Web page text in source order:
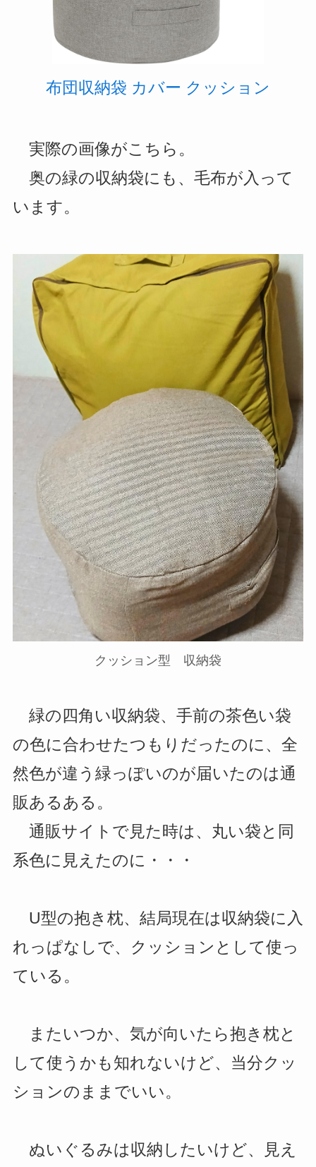
布団収納袋 カバー クッション
実際の画像がこちら。
奥の緑の収納袋にも、毛布が入って
います。
クッション型 収納袋
緑の四角い収納袋、手前の茶色い袋
の色に合わせたつもりだったのに、全
然色が違う緑っぽいのが届いたのは通
販あるある。
通販サイトで見た時は、丸い袋と同
系色に見えたのに・・・
U型の抱き枕、結局現在は収納袋に入
れっぱなしで、クッションとして使っ
ている。
またいつか、気が向いたら抱き枕と
して使うかも知れないけど、当分クッ
ションのままでいい。
ぬいぐるみは収納したいけど、見え